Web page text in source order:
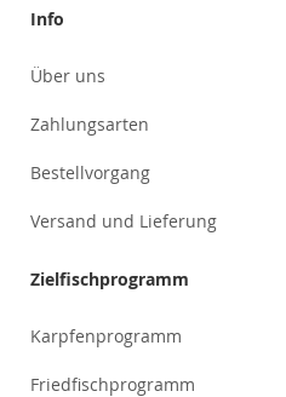
Info
Über uns
Zahlungsarten
Bestellvorgang
Versand und Lieferung
Zielfischprogramm
Karpfenprogramm
Friedfischprogramm